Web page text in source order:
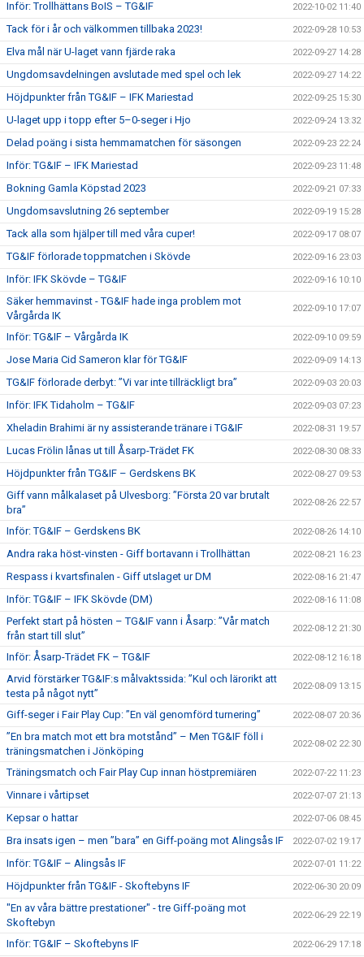
Inför: Trollhättans BoIS – TG&IF 2022-10-02 11:40
Tack för i år och välkommen tillbaka 2023! 2022-09-28 10:53
Elva mål när U-laget vann fjärde raka 2022-09-27 14:28
Ungdomsavdelningen avslutade med spel och lek 2022-09-27 14:22
Höjdpunkter från TG&IF – IFK Mariestad 2022-09-25 15:30
U-laget upp i topp efter 5–0-seger i Hjo 2022-09-24 13:32
Delad poäng i sista hemmamatchen för säsongen 2022-09-23 22:24
Inför: TG&IF – IFK Mariestad 2022-09-23 11:48
Bokning Gamla Köpstad 2023 2022-09-21 07:33
Ungdomsavslutning 26 september 2022-09-19 15:28
Tack alla som hjälper till med våra cuper! 2022-09-17 08:07
TG&IF förlorade toppmatchen i Skövde 2022-09-16 23:03
Inför: IFK Skövde – TG&IF 2022-09-16 10:10
Säker hemmavinst - TG&IF hade inga problem mot
Vårgårda IK
2022-09-10 17:07
Inför: TG&IF – Vårgårda IK 2022-09-10 09:59
Jose Maria Cid Sameron klar för TG&IF 2022-09-09 14:13
TG&IF förlorade derbyt: ”Vi var inte tillräckligt bra” 2022-09-03 20:03
Inför: IFK Tidaholm – TG&IF 2022-09-03 07:23
Xheladin Brahimi är ny assisterande tränare i TG&IF 2022-08-31 19:57
Lucas Frölin lånas ut till Åsarp-Trädet FK 2022-08-30 08:33
Höjdpunkter från TG&IF – Gerdskens BK 2022-08-27 09:53
Giff vann målkalaset på Ulvesborg: ”Första 20 var brutalt
bra”
2022-08-26 22:57
Inför: TG&IF – Gerdskens BK 2022-08-26 14:10
Andra raka höst-vinsten - Giff bortavann i Trollhättan 2022-08-21 16:23
Respass i kvartsfinalen - Giff utslaget ur DM 2022-08-16 21:47
Inför: TG&IF – IFK Skövde (DM) 2022-08-16 11:08
Perfekt start på hösten – TG&IF vann i Åsarp: ”Vår match
från start till slut”
2022-08-12 21:30
Inför: Åsarp-Trädet FK – TG&IF 2022-08-12 16:18
Arvid förstärker TG&IF:s målvaktssida: ”Kul och lärorikt att
testa på något nytt”
2022-08-09 13:15
Giff-seger i Fair Play Cup: ”En väl genomförd turnering” 2022-08-07 20:36
”En bra match mot ett bra motstånd” – Men TG&IF föll i
träningsmatchen i Jönköping
2022-08-02 22:30
Träningsmatch och Fair Play Cup innan höstpremiären 2022-07-22 11:23
Vinnare i vårtipset 2022-07-07 21:13
Kepsar o hattar 2022-07-06 08:45
Bra insats igen – men ”bara” en Giff-poäng mot Alingsås IF 2022-07-02 19:17
Inför: TG&IF – Alingsås IF 2022-07-01 11:22
Höjdpunkter från TG&IF - Skoftebyns IF 2022-06-30 20:09
"En av våra bättre prestationer" - tre Giff-poäng mot
Skoftebyn
2022-06-29 22:19
Inför: TG&IF – Skoftebyns IF 2022-06-29 17:18